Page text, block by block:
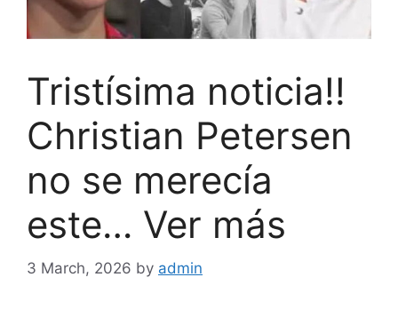
Tristísima noticia!!
Christian Petersen
no se merecía
este… Ver más
3 March, 2026 by admin